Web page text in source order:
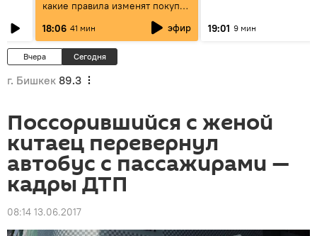
какие правила изменят покупку
18:06 41 мин эфир 19:01 9 мин
Вчера Сегодня
г. Бишкек 89.3
Поссорившийся с женой
китаец перевернул
автобус с пассажирами —
кадры ДТП
08:14 13.06.2017